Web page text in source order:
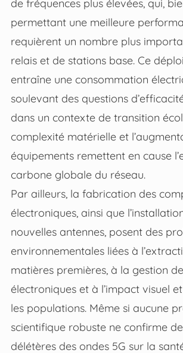
de fréquences plus élevées, qui,
permettant une meilleure
requièrent un nombre plus
relais et de stations base. Ce
entraîne une consommation
soulevant des questions
dans un contexte de transition
complexité matérielle et
équipements remettent en cause
carbone globale du réseau.
Par ailleurs, la fabrication des
électroniques, ainsi que
nouvelles antennes, posent des
environnementales liées à
matières premières, à la gestion
électroniques et à l’impact visuel
les populations. Même si aucune
scientifique robuste ne confirme
délétères des ondes 5G sur la